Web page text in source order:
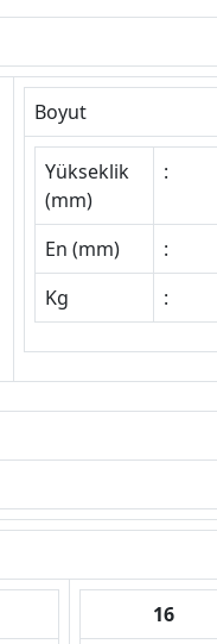
Boyut
Yükseklik
(mm)
:
En (mm) :
Kg
:
16